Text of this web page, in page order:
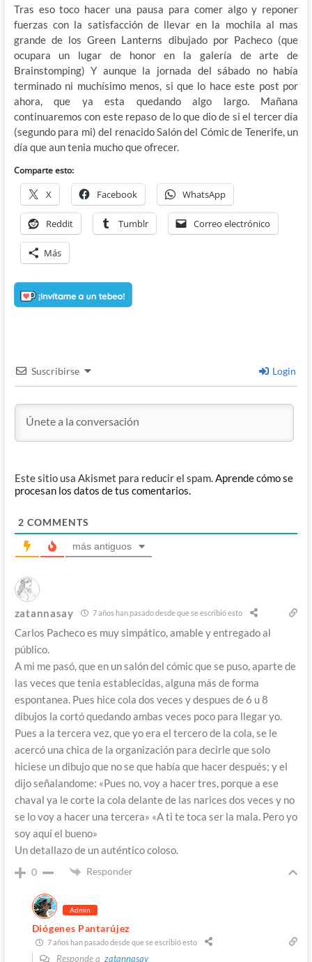
Tras eso toco hacer una pausa para comer algo y reponer
fuerzas con la satisfacción de llevar en la mochila al mas
grande de los Green Lanterns dibujado por Pacheco (que
ocupara un lugar de honor en la galería de arte de
Brainstomping) Y aunque la jornada del sábado no había
terminado ni muchísimo menos, si que lo hace este post por
ahora, que ya esta quedando algo largo. Mañana
continuaremos con este repaso de lo que dio de si el tercer día
(segundo para mi) del renacido Salón del Cómic de Tenerife, un
día que aun tenia mucho que ofrecer.
Comparte esto:
X Facebook WhatsApp
Reddit Tumblr Correo electrónico
Más
Suscribirse Login
Este sitio usa Akismet para reducir el spam.Aprende cómo se
procesan los datos de tus comentarios.
2 COMMENTS
más antiguos
zatannasay 7 años han pasado desde que se escribió esto
Carlos Pacheco es muy simpático, amable y entregado al
público.
A mi me pasó, que en un salón del cómic que se puso, aparte de
las veces que tenia establecidas, alguna más de forma
espontanea. Pues hice cola dos veces y despues de 6 u 8
dibujos la cortó quedando ambas veces poco para llegar yo.
Pues a la tercera vez, que yo era el tercero de la cola, se le
acercó una chica de la organización para decirle que solo
hiciese un dibujo que no se que había que hacer después; y el
dijo señalandome: «Pues no, voy a hacer tres, porque a ese
chaval ya le corte la cola delante de las narices dos veces y no
se lo voy a hacer una tercera» «A ti te toca ser la mala. Pero yo
soy aquí el bueno»
Un detallazo de un auténtico coloso.
0 Responder
Admin
Diógenes Pantarújez
7 años han pasado desde que se escribió esto
Responde a zatannasay